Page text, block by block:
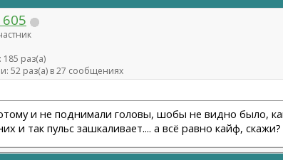
185 раз(а)
52 раз(а) в 27 сообщениях
и не поднимали головы, шобы не видно было,
и так пульс зашкаливает.... а всё равно кайф, скажи?